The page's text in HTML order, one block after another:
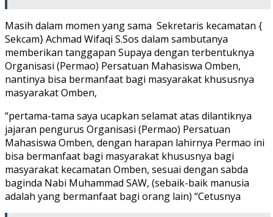
Masih dalam momen yang sama Sekretaris kecamatan {
Sekcam} Achmad Wifaqi S.Sos dalam sambutanya
memberikan tanggapan Supaya dengan terbentuknya
Organisasi (Permao) Persatuan Mahasiswa Omben,
nantinya bisa bermanfaat bagi masyarakat khususnya
masyarakat Omben,
“pertama-tama saya ucapkan selamat atas dilantiknya
jajaran pengurus Organisasi (Permao) Persatuan
Mahasiswa Omben, dengan harapan lahirnya Permao ini
bisa bermanfaat bagi masyarakat khususnya bagi
masyarakat kecamatan Omben, sesuai dengan sabda
baginda Nabi Muhammad SAW, (sebaik-baik manusia
adalah yang bermanfaat bagi orang lain) “Cetusnya